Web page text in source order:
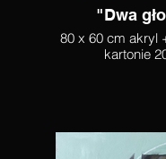
"Dwa
80 x 60 cm akryl
kartonie